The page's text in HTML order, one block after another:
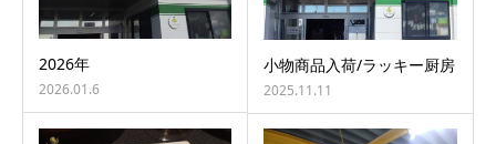
2026年
2026.01.6
小物商品入荷/ラッキー厨房
2025.11.11